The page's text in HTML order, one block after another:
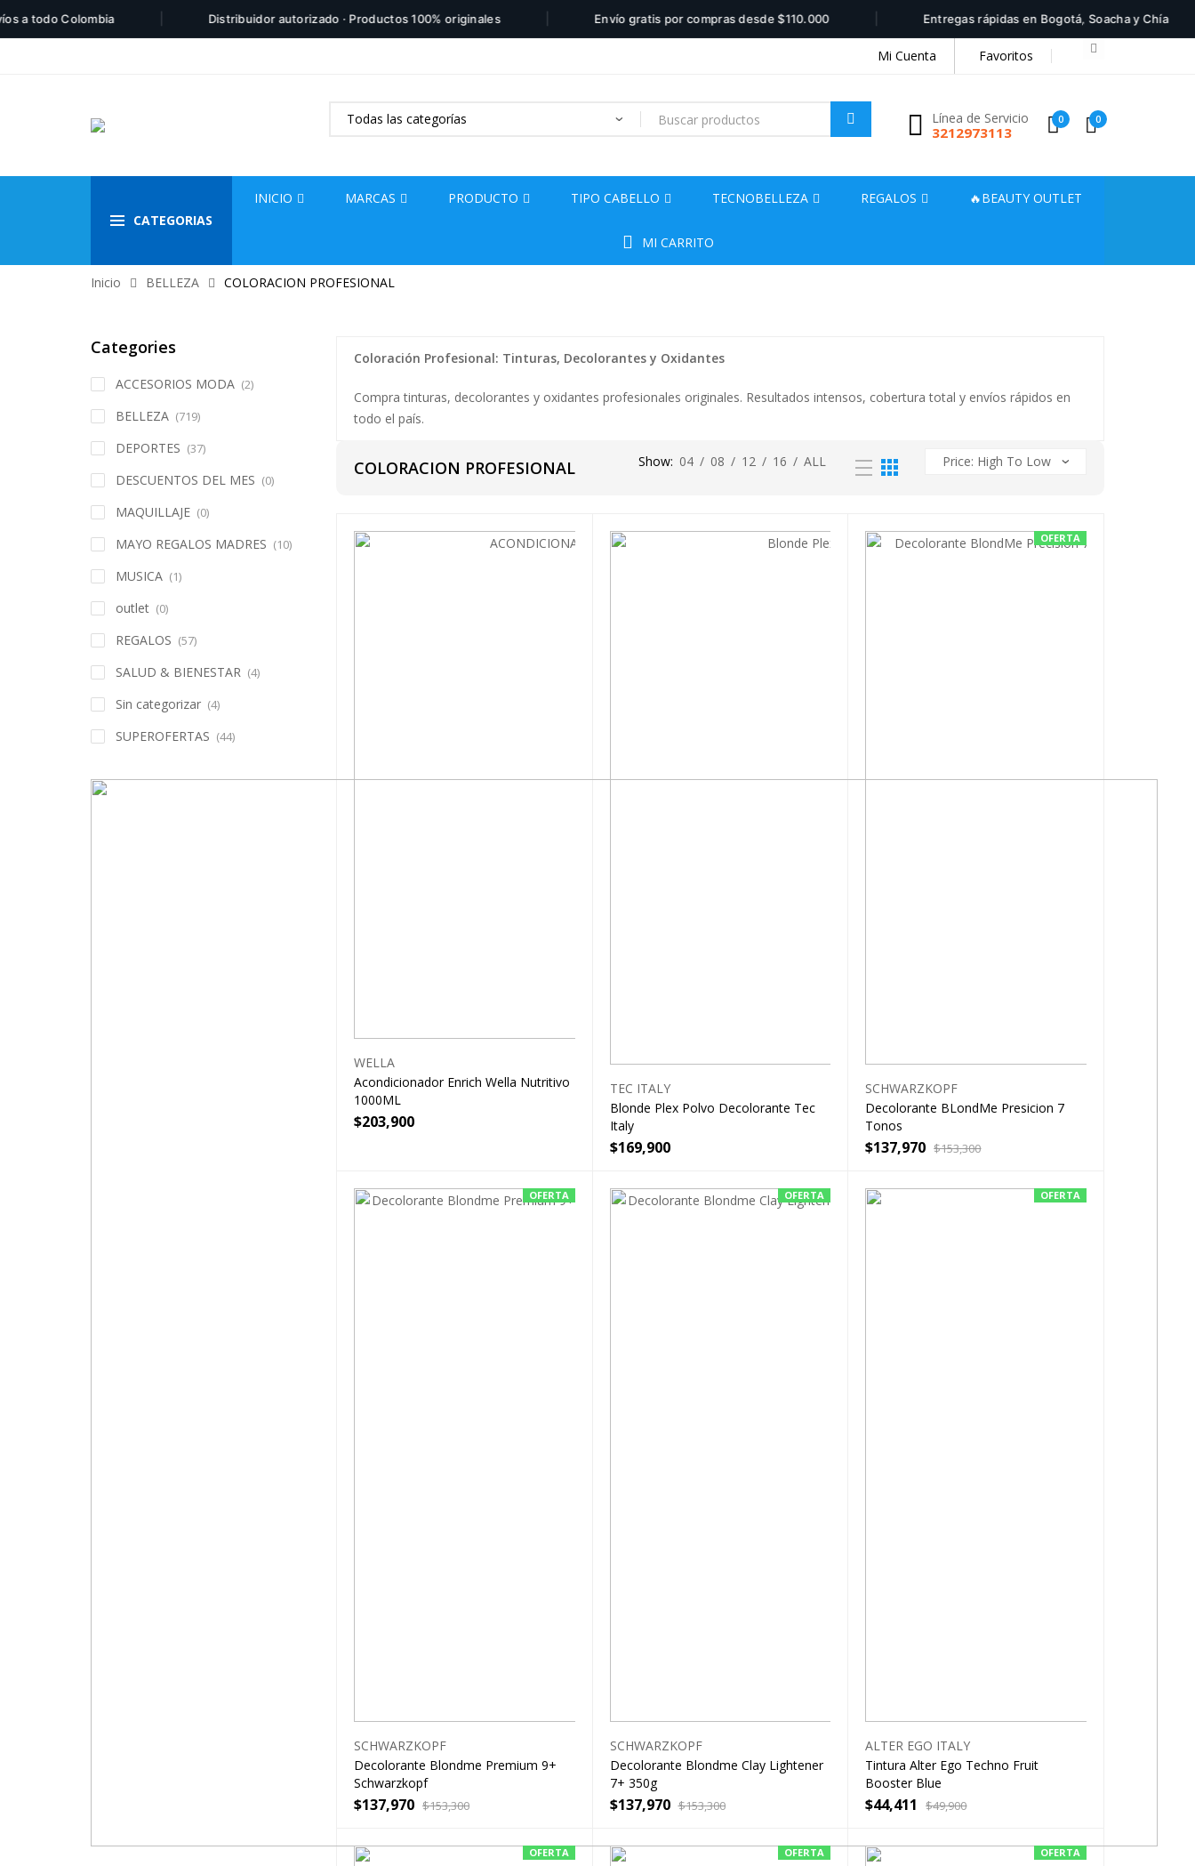
Colombia Distribuidor autorizado · Productos 100% originales Envío gratis por compras desde $110.000 Entregas rápidas en Bogotá, Soacha y Chía
Mi Cuenta Favoritos
Products
Línea de Servicio
3212973113
0 0
CATEGORIAS
INICIO MARCAS PRODUCTO TIPO CABELLO TECNOBELLEZA REGALOS 🔥BEAUTY OUTLET
MI CARRITO
Inicio BELLEZA COLORACION PROFESIONAL
Coloración Profesional: Tinturas, Decolorantes y Oxidantes
Compra tinturas, decolorantes y oxidantes profesionales originales. Resultados intensos, cobertura total y envíos rápidos en
todo el país.
COLORACION PROFESIONAL Show: 04 / 08 / 12 / 16 / ALL
WELLA
Acondicionador Enrich Wella Nutritivo
1000ML
$203,900
TEC ITALY
Blonde Plex Polvo Decolorante Tec
Italy
$169,900
OFERTA
SCHWARZKOPF
Decolorante BLondMe Presicion 7
Tonos
$153,300
$137,970
OFERTA
SCHWARZKOPF
Decolorante Blondme Premium 9+
Schwarzkopf
$153,300
$137,970
OFERTA
SCHWARZKOPF
Decolorante Blondme Clay Lightener
7+ 350g
$153,300
$137,970
OFERTA
ALTER EGO ITALY
Tintura Alter Ego Techno Fruit
Booster Blue
$49,900
$44,411
OFERTA OFERTA OFERTA
Categories
ACCESORIOS MODA (2)
BELLEZA (719)
DEPORTES (37)
DESCUENTOS DEL MES (0)
MAQUILLAJE (0)
MAYO REGALOS MADRES (10)
MUSICA (1)
outlet (0)
REGALOS (57)
SALUD & BIENESTAR (4)
Sin categorizar (4)
SUPEROFERTAS (44)